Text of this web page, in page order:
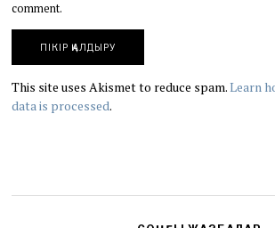
comment.
This site uses Akismet to reduce spam.Learn
data is processed.